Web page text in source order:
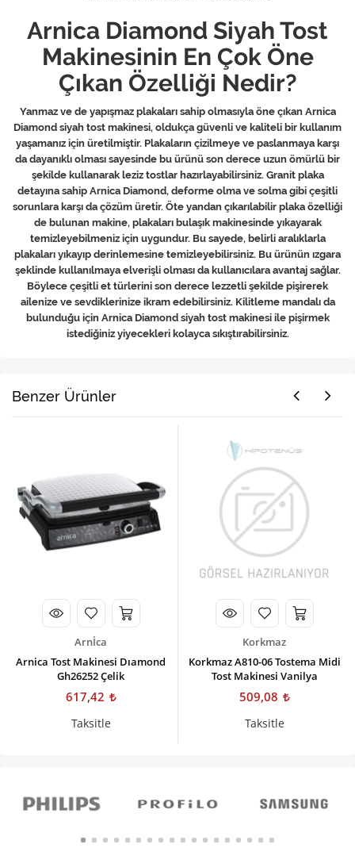
Arnica Diamond Siyah Tost
Makinesinin En Çok Öne
Çıkan Özelliği Nedir?
Yanmaz ve de yapışmaz plakaları sahip olmasıyla öne çıkan Arnica
Diamond siyah tost makinesi, oldukça güvenli ve kaliteli bir kullanım
yaşamanız için üretilmiştir. Plakaların çizilmeye ve paslanmaya karşı
da dayanıklı olması sayesinde bu ürünü son derece uzun ömürlü bir
şekilde kullanarak leziz tostlar hazırlayabilirsiniz. Granit plaka
detayına sahip Arnica Diamond, deforme olma ve solma gibi çeşitli
sorunlara karşı da çözüm üretir. Öte yandan çıkarılabilir plaka özelliği
de bulunan makine, plakaları bulaşık makinesinde yıkayarak
temizleyebilmeniz için uygundur. Bu sayede, belirli aralıklarla
plakaları yıkayıp derinlemesine temizleyebilirsiniz. Bu ürünün ızgara
şeklinde kullanılmaya elverişli olması da kullanıcılara avantaj sağlar.
Böylece çeşitli et türlerini son derece lezzetli şekilde pişirerek
ailenize ve sevdiklerinize ikram edebilirsiniz. Kilitleme mandalı da
bulunduğu için Arnica Diamond siyah tost makinesi ile pişirmek
istediğiniz yiyecekleri kolayca sıkıştırabilirsiniz.
Benzer Ürünler
Arnİca
Arnica Tost Makinesi Dıamond
Gh26252 Çelik
617,42
Taksitle
Korkmaz
Korkmaz A810-06 Tostema Midi
Tost Makinesi Vanilya
509,08
Taksitle